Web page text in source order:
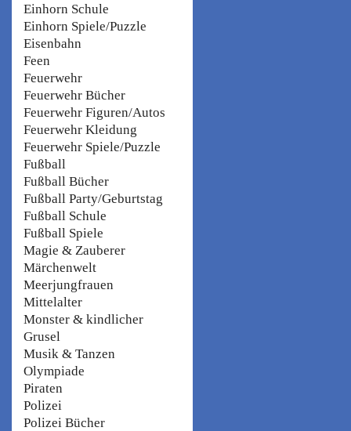
Einhorn Schule
Einhorn Spiele/Puzzle
Eisenbahn
Feen
Feuerwehr
Feuerwehr Bücher
Feuerwehr Figuren/Autos
Feuerwehr Kleidung
Feuerwehr Spiele/Puzzle
Fußball
Fußball Bücher
Fußball Party/Geburtstag
Fußball Schule
Fußball Spiele
Magie & Zauberer
Märchenwelt
Meerjungfrauen
Mittelalter
Monster & kindlicher
Grusel
Musik & Tanzen
Olympiade
Piraten
Polizei
Polizei Bücher